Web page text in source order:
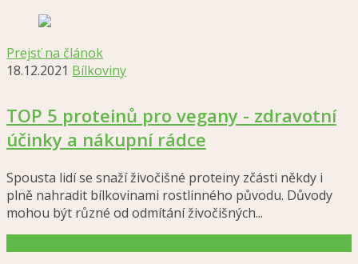
Prejsť na článok
18.12.2021 Bílkoviny
TOP 5 proteinů pro vegany - zdravotní
účinky a nákupní rádce
Spousta lidí se snaží živočišné proteiny zčásti někdy i
plně nahradit bílkovinami rostlinného původu. Důvody
mohou být různé od odmítání živočišných...